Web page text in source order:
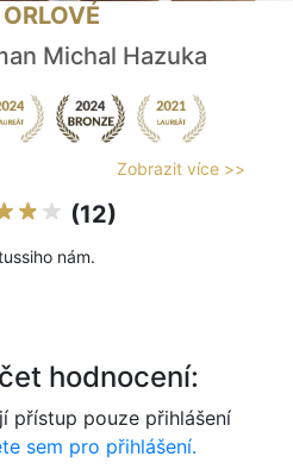
Michal Hazuka
Zobrazit více >>
(12)
nám.
hodnocení:
přístup pouze přihlášení
sem pro přihlášení.